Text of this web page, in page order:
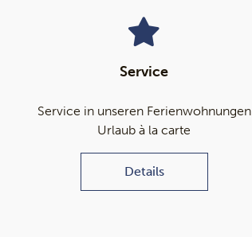
Service
Service in unseren Ferienwohnungen
Urlaub à la carte
Details